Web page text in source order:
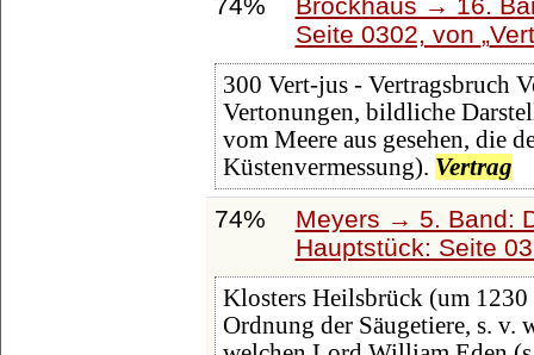
Seite 0302, von
300 Vert-jus - Vertragsbruch
Vertonungen, bildliche
vom Meere aus gesehen, die
Küstenvermessung). Vertrag
74%
Meyers → 5. Band:
Hauptstück: Seite
Klosters Heilsbrück (um
Ordnung der Säugetiere, s. v.